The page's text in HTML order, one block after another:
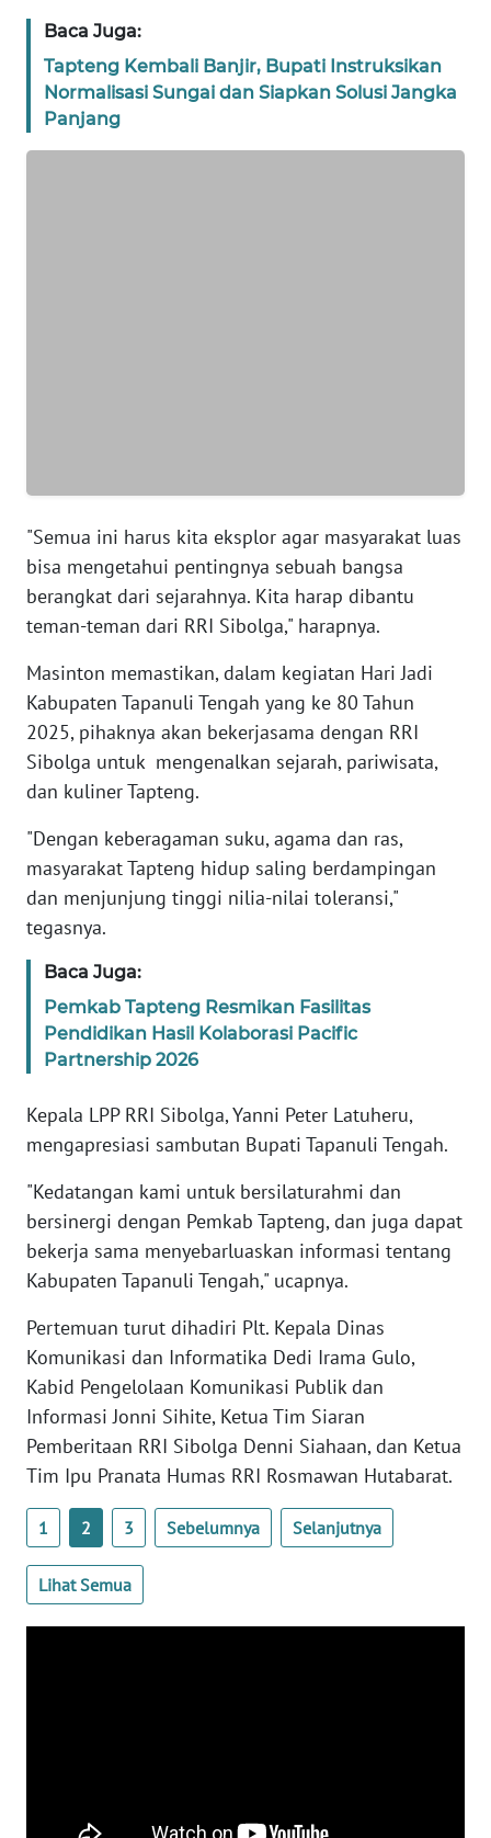
Baca Juga:
Tapteng Kembali Banjir, Bupati Instruksikan
Normalisasi Sungai dan Siapkan Solusi Jangka
Panjang
"Semua ini harus kita eksplor agar masyarakat luas
bisa mengetahui pentingnya sebuah bangsa
berangkat dari sejarahnya. Kita harap dibantu
teman-teman dari RRI Sibolga," harapnya.
Masinton memastikan, dalam kegiatan Hari Jadi
Kabupaten Tapanuli Tengah yang ke 80 Tahun
2025, pihaknya akan bekerjasama dengan RRI
Sibolga untuk mengenalkan sejarah, pariwisata,
dan kuliner Tapteng.
"Dengan keberagaman suku, agama dan ras,
masyarakat Tapteng hidup saling berdampingan
dan menjunjung tinggi nilia-nilai toleransi,"
tegasnya.
Baca Juga:
Pemkab Tapteng Resmikan Fasilitas
Pendidikan Hasil Kolaborasi Pacific
Partnership 2026
Kepala LPP RRI Sibolga, Yanni Peter Latuheru,
mengapresiasi sambutan Bupati Tapanuli Tengah.
"Kedatangan kami untuk bersilaturahmi dan
bersinergi dengan Pemkab Tapteng, dan juga dapat
bekerja sama menyebarluaskan informasi tentang
Kabupaten Tapanuli Tengah," ucapnya.
Pertemuan turut dihadiri Plt. Kepala Dinas
Komunikasi dan Informatika Dedi Irama Gulo,
Kabid Pengelolaan Komunikasi Publik dan
Informasi Jonni Sihite, Ketua Tim Siaran
Pemberitaan RRI Sibolga Denni Siahaan, dan Ketua
Tim Ipu Pranata Humas RRI Rosmawan Hutabarat.
1 2 3 Sebelumnya Selanjutnya
Lihat Semua
Wahana
Regional
WN
KEPRI
PAPUA
WN
PAPUA
BARAT
WN
SERAMBI
WN
JAMBI
WN
NTB
WN
SULTENG
WN
SULBAR
BABEL
WN
SUMBAR
WN
SUMSEL
JATENG